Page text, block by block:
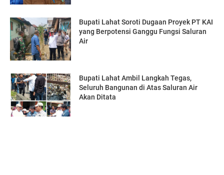
Bupati Lahat Soroti Dugaan Proyek PT KAI
yang Berpotensi Ganggu Fungsi Saluran
Air
Bupati Lahat Ambil Langkah Tegas,
Seluruh Bangunan di Atas Saluran Air
Akan Ditata